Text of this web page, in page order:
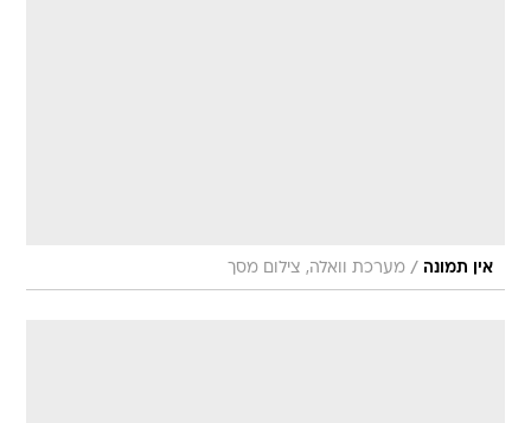
אין תמונה / מערכת וואלה, צילום מסך